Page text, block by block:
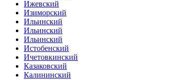
Ижевский
Изиморский
Ильинский
Ильинский
Ильинский
Истобенский
Ичетовкинский
Казаковский
Калининский